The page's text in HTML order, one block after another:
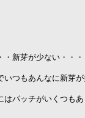
新芽が少ない・・・
いつもあんなに新芽
パッチがいくつもあ